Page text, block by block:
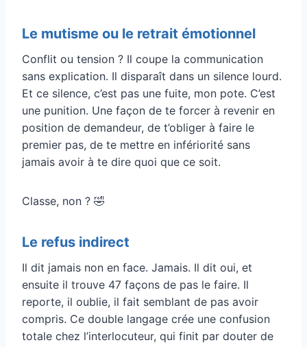
Le mutisme ou le retrait émotionnel
Conflit ou tension ? Il coupe la communication
sans explication. Il disparaît dans un silence lourd.
Et ce silence, c’est pas une fuite, mon pote. C’est
une punition. Une façon de te forcer à revenir en
position de demandeur, de t’obliger à faire le
premier pas, de te mettre en infériorité sans
jamais avoir à te dire quoi que ce soit.
Classe, non ? 🤣
Le refus indirect
Il dit jamais non en face. Jamais. Il dit oui, et
ensuite il trouve 47 façons de pas le faire. Il
reporte, il oublie, il fait semblant de pas avoir
compris. Ce double langage crée une confusion
totale chez l’interlocuteur, qui finit par douter de